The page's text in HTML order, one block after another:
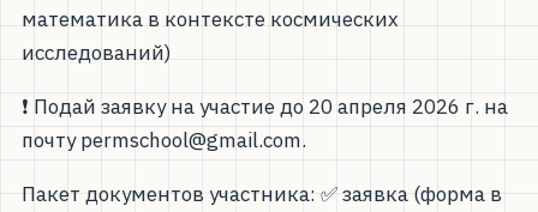
математика в контексте космических
исследований)
❗ Подай заявку на участие до 20 апреля 2026 г. на
почту permschool@gmail.com.
Пакет документов участника: ✅ заявка (форма в